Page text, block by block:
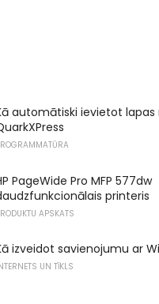
automātiski ievietot lapas
PageWide Pro MFP 577dw
printeris
APSKATS
izveidot savienojumu ar
UN TĪKLS